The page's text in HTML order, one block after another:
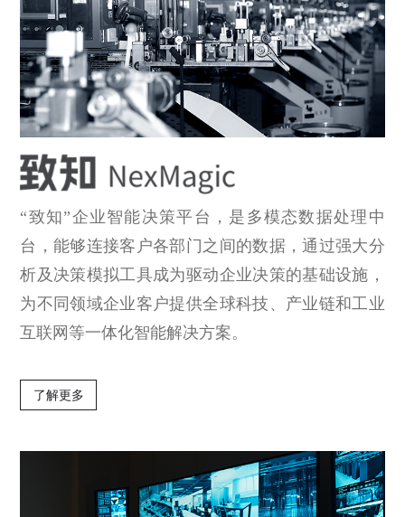
“致知”企业智能决策平台，是多模态数据处理中
台，能够连接客户各部门之间的数据，通过强大分
析及决策模拟工具成为驱动企业决策的基础设施，
为不同领域企业客户提供全球科技、产业链和工业
互联网等一体化智能解决方案。
了解更多